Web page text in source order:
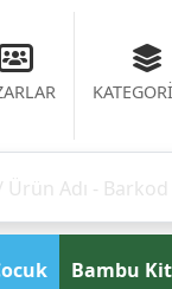
Bambu